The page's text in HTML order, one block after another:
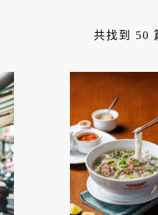
共找到 50